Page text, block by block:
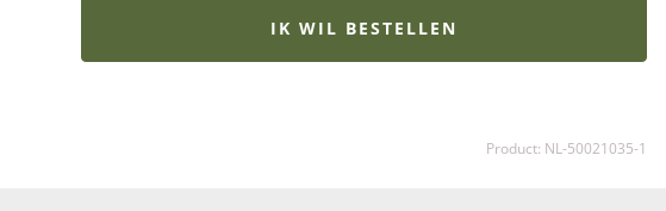
IK WIL BESTELLEN
Product: NL-50021035-1